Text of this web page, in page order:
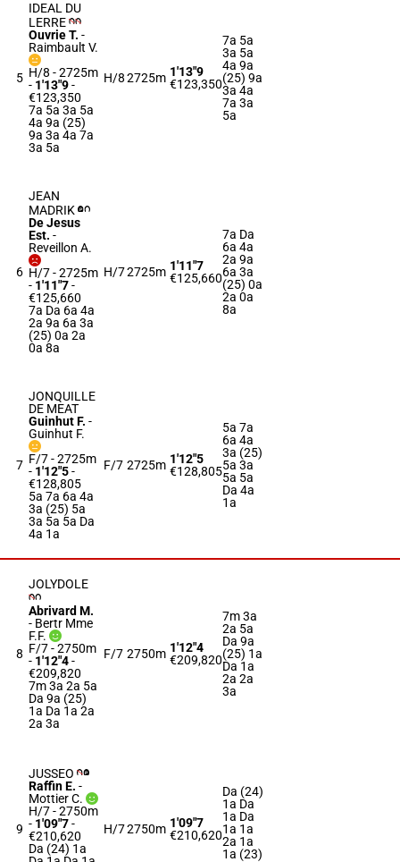
5
IDEAL DU
LERRE
Ouvrie T. -
Raimbault V.
H/8 - 2725m
- 1'13"9-
€123,350
7a 5a 3a 5a
4a 9a (25)
9a 3a 4a 7a
3a 5a
H/82725m 1'13"9
€123,350
7a 5a
3a 5a
4a 9a
(25) 9a
3a 4a
7a 3a
5a
6
JEAN
MADRIK
De Jesus
Est. -
Reveillon A.
H/7 - 2725m
- 1'11"7-
€125,660
7a Da 6a 4a
2a 9a 6a 3a
(25) 0a 2a
0a 8a
H/72725m 1'11"7
€125,660
7a Da
6a 4a
2a 9a
6a 3a
(25) 0a
2a 0a
8a
7
JONQUILLE
DE MEAT
Guinhut F. -
Guinhut F.
F/7 - 2725m
- 1'12"5-
€128,805
5a 7a 6a 4a
3a (25) 5a
3a 5a 5a Da
4a 1a
F/7 2725m 1'12"5
€128,805
5a 7a
6a 4a
3a (25)
5a 3a
5a 5a
Da 4a
1a
8
JOLYDOLE
Abrivard M.
- Bertr Mme
F.F.
F/7 - 2750m
- 1'12"4-
€209,820
7m 3a 2a 5a
Da 9a (25)
1a Da 1a 2a
2a 3a
F/7 2750m 1'12"4
€209,820
7m 3a
2a 5a
Da 9a
(25) 1a
Da 1a
2a 2a
3a
9
JUSSEO
Raffin E. -
Mottier C.
H/7 - 2750m
- 1'09"7-
€210,620
Da (24) 1a
H/72750m 1'09"7
€210,620
Da (24)
1a Da
1a Da
1a 1a
2a 1a
1a (23)